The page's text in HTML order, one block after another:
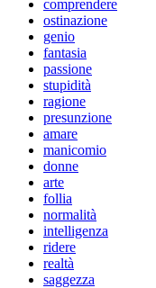
comprendere
ostinazione
genio
fantasia
passione
stupidità
ragione
presunzione
amare
manicomio
donne
arte
follia
normalità
intelligenza
ridere
realtà
saggezza